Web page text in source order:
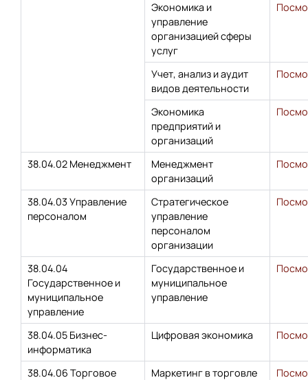
Экономика и
управление
организацией сферы
услуг
Учет, анализ и аудит
видов деятельности
Экономика
предприятий и
организаций
38.04.02 Менеджмент
Менеджмент
организаций
38.04.03 Управление
персоналом
Стратегическое
управление
персоналом
организации
38.04.04
Государственное и
муниципальное
управление
Государственное и
муниципальное
управление
38.04.05 Бизнес-
информатика
Цифровая экономика
38.04.06 Торговое
Маркетинг в торговле